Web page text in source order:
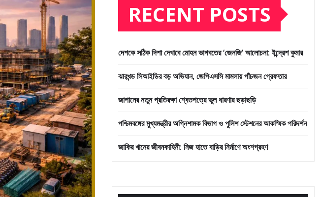
RECENT POSTS
দেশকে সঠিক দিশা দেখাবে মোহন ভাগবতের ‘জেনজি’ আলোচনা: ইন্দ্রেশ কুমার
ঝারখন্ড সিআইডির বড় অভিযান, জেপিএসসি মামলায় পাঁচজন গ্রেফতার
জাপানের নতুন প্রতিরক্ষা শ্বেতপত্রে ভুল ধারণার ছড়াছড়ি
পশ্চিমবঙ্গের মুখ্যমন্ত্রীর অগ্নিশামক বিভাগ ও পুলিশ স্টেশনের আকস্মিক পরিদর্শন
জাকির খানের জীবনকাহিনী: নিজ হাতে বাড়ির নির্মাণে অংশগ্রহণ